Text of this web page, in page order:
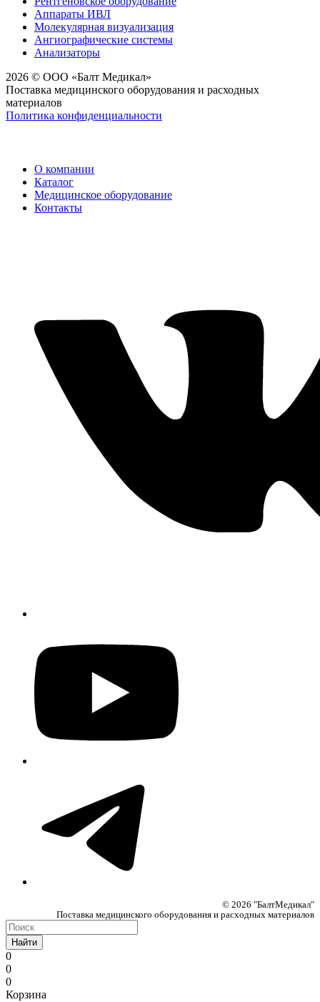
Аппараты ИВЛ
Молекулярная визуализация
Ангиографические системы
Анализаторы
2026 © ООО «Балт Медикал»
Поставка медицинского оборудования и расходных
материалов
Политика конфиденциальности
О компании
Каталог
Медицинское оборудование
Контакты
© 2026 "БалтМедикал"
Поставка медицинского оборудования и расходных материалов
Найти
0
0
0
Корзина